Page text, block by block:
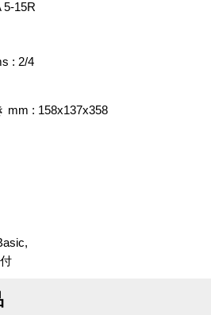
15R
: 2/4
mm : 158x137x358